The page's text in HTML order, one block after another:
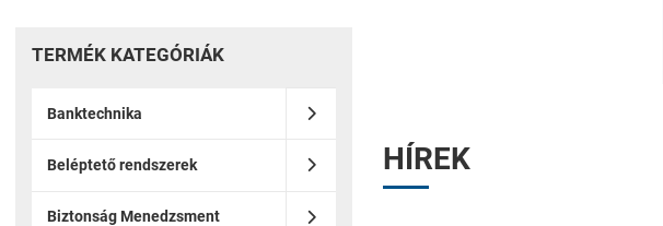
TERMÉK KATEGÓRIÁK
Banktechnika
Beléptető rendszerek
Biztonság Menedzsment
HÍREK